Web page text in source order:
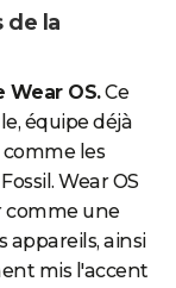
de la
Wear OS.Ce
équipe déjà
les
Wear OS
comme une
appareils, ainsi
mis l'accent